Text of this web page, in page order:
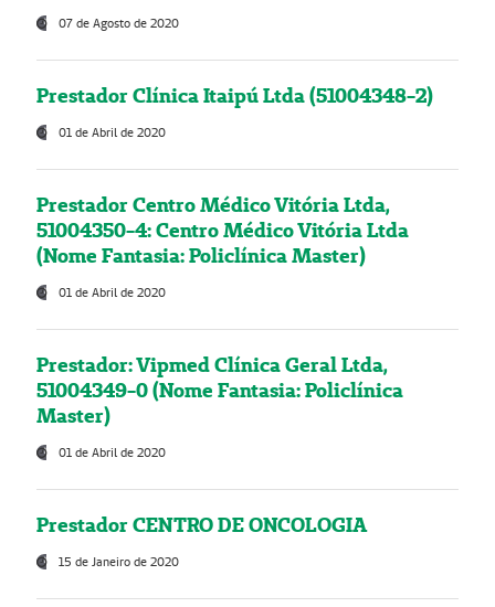
07 de Agosto de 2020
Prestador Clínica Itaipú Ltda (51004348-2)
01 de Abril de 2020
Prestador Centro Médico Vitória Ltda,
51004350-4: Centro Médico Vitória Ltda
(Nome Fantasia: Policlínica Master)
01 de Abril de 2020
Prestador: Vipmed Clínica Geral Ltda,
51004349-0 (Nome Fantasia: Policlínica
Master)
01 de Abril de 2020
Prestador CENTRO DE ONCOLOGIA
15 de Janeiro de 2020